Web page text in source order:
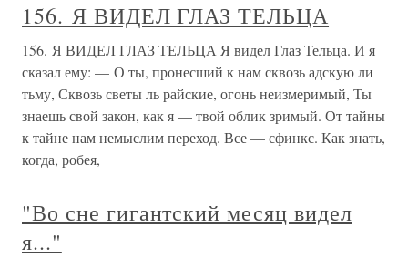
156. Я ВИДЕЛ ГЛАЗ ТЕЛЬЦА
156. Я ВИДЕЛ ГЛАЗ ТЕЛЬЦА Я видел Глаз Тельца. И я
сказал ему: — О ты, пронесший к нам сквозь адскую ли
тьму, Сквозь светы ль райские, огонь неизмеримый, Ты
знаешь свой закон, как я — твой облик зримый. От тайны
к тайне нам немыслим переход. Все — сфинкс. Как знать,
когда, робея,
"Во сне гигантский месяц видел
я..."